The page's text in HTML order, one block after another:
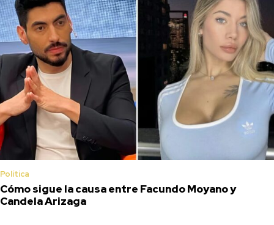
Política
Cómo sigue la causa entre Facundo Moyano y
Candela Arizaga